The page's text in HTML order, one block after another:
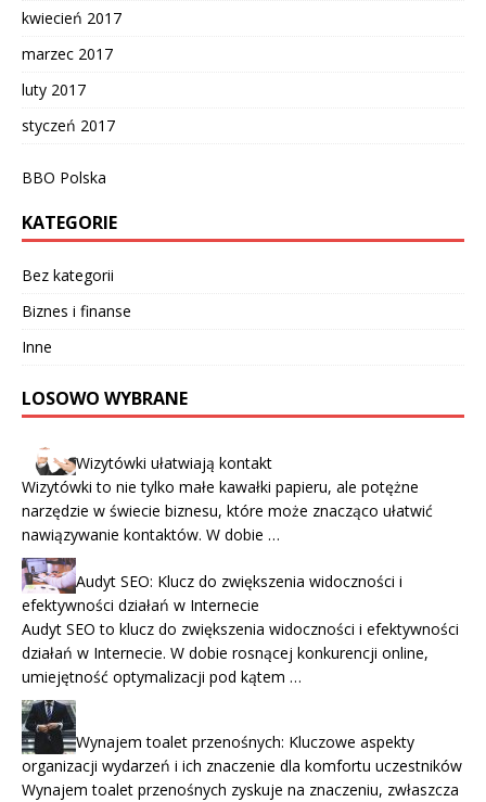
kwiecień 2017
marzec 2017
luty 2017
styczeń 2017
BBO Polska
KATEGORIE
Bez kategorii
Biznes i finanse
Inne
LOSOWO WYBRANE
Wizytówki ułatwiają kontakt
Wizytówki to nie tylko małe kawałki papieru, ale potężne
narzędzie w świecie biznesu, które może znacząco ułatwić
nawiązywanie kontaktów. W dobie …
Audyt SEO: Klucz do zwiększenia widoczności i
efektywności działań w Internecie
Audyt SEO to klucz do zwiększenia widoczności i efektywności
działań w Internecie. W dobie rosnącej konkurencji online,
umiejętność optymalizacji pod kątem …
Wynajem toalet przenośnych: Kluczowe aspekty
organizacji wydarzeń i ich znaczenie dla komfortu uczestników
Wynajem toalet przenośnych zyskuje na znaczeniu, zwłaszcza